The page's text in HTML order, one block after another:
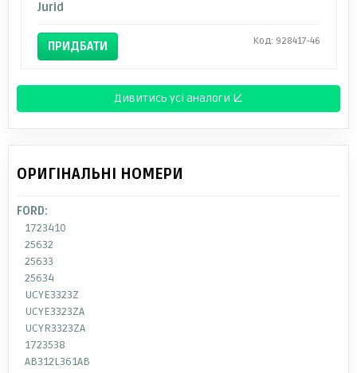
Jurid
ПРИДБАТИ Код: 928417-46
Дивитись усі аналоги ↓
ОРИГІНАЛЬНІ НОМЕРИ
FORD:
1723410
25632
25633
25634
UCYE3323Z
UCYE3323ZA
UCYR3323ZA
1723538
AB312L361AB